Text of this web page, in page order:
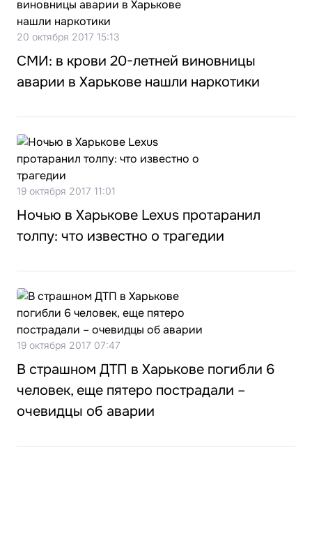
20 октября 2017 15:13
СМИ: в крови 20-летней виновницы
аварии в Харькове нашли наркотики
19 октября 2017 11:01
Ночью в Харькове Lexus протаранил
толпу: что известно о трагедии
19 октября 2017 07:47
В страшном ДТП в Харькове погибли 6
человек, еще пятеро пострадали –
очевидцы об аварии